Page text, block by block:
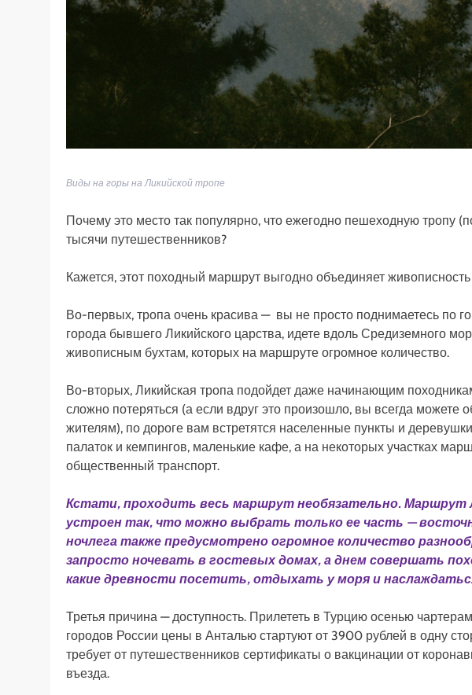
Виды на горы на Ликийской тропе
Почему это место так популярно, что ежегодно пешеходную тропу
тысячи путешественников?
Кажется, этот походный маршрут выгодно объединяет
Во-первых, тропа очень красива — вы не просто поднимаетесь по
города бывшего Ликийского царства, идете вдоль Средиземного
живописным бухтам, которых на маршруте огромное количество.
Во-вторых, Ликийская тропа подойдет даже начинающим
сложно потеряться (а если вдруг это произошло, вы всегда можете
жителям), по дороге вам встретятся населенные пункты и
палаток и кемпингов, маленькие кафе, а на некоторых участках
общественный транспорт.
Кстати, проходить весь маршрут необязательно. Маршрут
устроен так, что можно выбрать только ее часть —
ночлега также предусмотрено огромное количество
запросто ночевать в гостевых домах, а днем совершать
какие древности посетить, отдыхать у моря и
Третья причина — доступность. Прилететь в Турцию осенью
городов России цены в Анталью стартуют от 3900 рублей в одну
требует от путешественников сертификаты о вакцинации от
въезда.